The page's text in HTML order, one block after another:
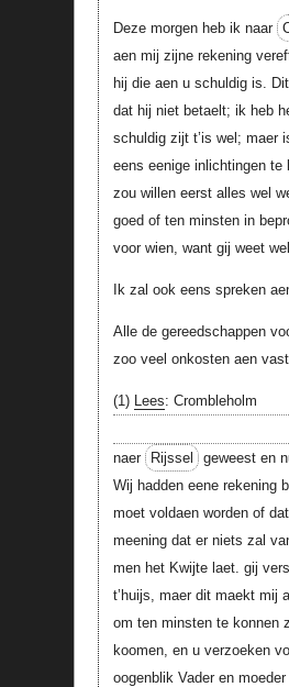
Deze morgen heb ik naar
aen mij zijne rekening
hij die aen u schuldig is.
dat hij niet betaelt; ik heb
schuldig zijt t’is wel; maer
eens eenige inlichtingen
zou willen eerst alles wel
goed of ten minsten in
voor wien, want gij weet
Ik zal ook eens spreken
Alle de gereedschappen
zoo veel onkosten aen
(1) Lees: Crombleholm
naer
Rijssel geweest en
Wij hadden eene rekening
moet voldaen worden of
meening dat er niets zal
men het Kwijte laet. gij
t’huijs, maer dit maekt mij
om ten minsten te konnen
koomen, en u verzoeken
oogenblik Vader en